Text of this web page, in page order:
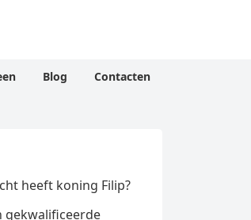
Blog Contacten
heeft koning Filip?
gekwalificeerde